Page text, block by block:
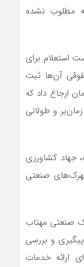
مطلوب نشده
۹/۱۴۰۰ نیز درخواست استعلام برای
آن‌ها ثبت
ارجاع داد که
و طولانی
جهاد کشاورزی
شرکت شهرک‌های صنعتی
صنعتی مهتاب
و بررسی
ارائه خدمات